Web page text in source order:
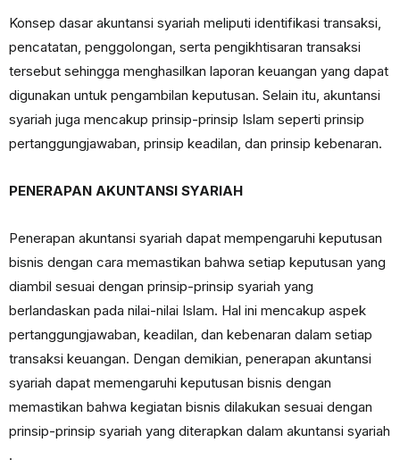
Konsep dasar akuntansi syariah meliputi identifikasi transaksi,
pencatatan, penggolongan, serta pengikhtisaran transaksi
tersebut sehingga menghasilkan laporan keuangan yang dapat
digunakan untuk pengambilan keputusan. Selain itu, akuntansi
syariah juga mencakup prinsip-prinsip Islam seperti prinsip
pertanggungjawaban, prinsip keadilan, dan prinsip kebenaran.
PENERAPAN AKUNTANSI SYARIAH
Penerapan akuntansi syariah dapat mempengaruhi keputusan
bisnis dengan cara memastikan bahwa setiap keputusan yang
diambil sesuai dengan prinsip-prinsip syariah yang
berlandaskan pada nilai-nilai Islam. Hal ini mencakup aspek
pertanggungjawaban, keadilan, dan kebenaran dalam setiap
transaksi keuangan. Dengan demikian, penerapan akuntansi
syariah dapat memengaruhi keputusan bisnis dengan
memastikan bahwa kegiatan bisnis dilakukan sesuai dengan
prinsip-prinsip syariah yang diterapkan dalam akuntansi syariah
.